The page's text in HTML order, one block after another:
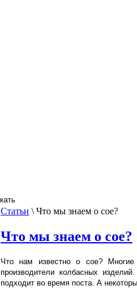
Статьи \ Что мы знаем о сое?
Что мы знаем о сое?
Что нам известно о сое? Многие
производители колбасных
подходит во время поста. А